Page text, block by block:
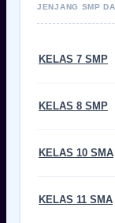
KELAS 7 SMP
KELAS 8 SMP
KELAS 10 SMA
KELAS 11 SMA